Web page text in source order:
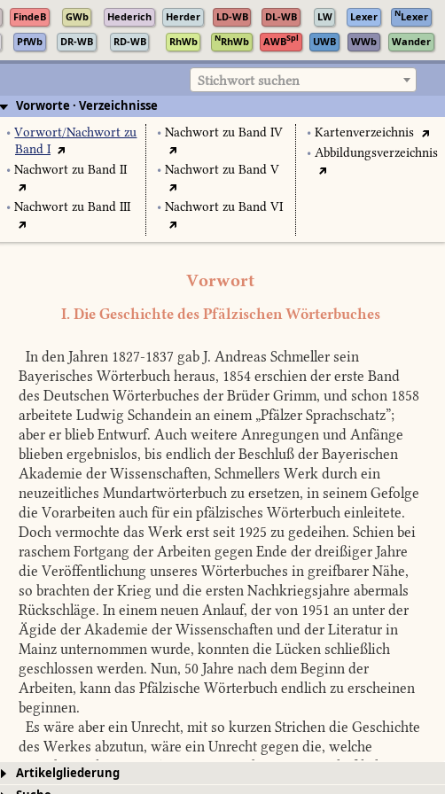
FindeB GWb Hederich Herder LD-WB DL-WB LW Lexer NLexer
PfWb DR-WB RD-WB RhWb NRhWb AWBSpl UWB WWb Wander
Stichwort suchen
Vorworte · Verzeichnisse
• Vorwort/Nachwort zu
Band I
• Nachwort zu Band II
• Nachwort zu Band III
• Nachwort zu Band IV
• Nachwort zu Band V
• Nachwort zu Band VI
• Kartenverzeichnis
• Abbildungsverzeichnis
Vorwort
I. Die Geschichte des Pfälzischen Wörterbuches
In den Jahren 1827-1837 gab J. Andreas Schmeller sein
Bayerisches Wörterbuch heraus, 1854 erschien der erste Band
des Deutschen Wörterbuches der Brüder Grimm, und schon 1858
arbeitete Ludwig Schandein an einem „Pfälzer Sprachschatz”;
aber er blieb Entwurf. Auch weitere Anregungen und Anfänge
blieben ergebnislos, bis endlich der Beschluß der Bayerischen
Akademie der Wissenschaften, Schmellers Werk durch ein
neuzeitliches Mundartwörterbuch zu ersetzen, in seinem Gefolge
die Vorarbeiten auch für ein pfälzisches Wörterbuch einleitete.
Doch vermochte das Werk erst seit 1925 zu gedeihen. Schien bei
raschem Fortgang der Arbeiten gegen Ende der dreißiger Jahre
die Veröffentlichung unseres Wörterbuches in greifbarer Nähe,
so brachten der Krieg und die ersten Nachkriegsjahre abermals
Rückschläge. In einem neuen Anlauf, der von 1951 an unter der
Ägide der Akademie der Wissenschaften und der Literatur in
Mainz unternommen wurde, konnten die Lücken schließlich
geschlossen werden. Nun, 50 Jahre nach dem Beginn der
Arbeiten, kann das Pfälzische Wörterbuch endlich zu erscheinen
beginnen.
Es wäre aber ein Unrecht, mit so kurzen Strichen die Geschichte
des Werkes abzutun, wäre ein Unrecht gegen die, welche
Vorarbeiten leisteten, Anregungen gaben, wissenschaftliche
Grundlagen schufen, und erst recht gegen die früheren und
Artikelgliederung